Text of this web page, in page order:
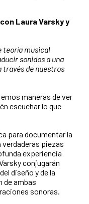
Laura Varsky y
teoría musical
sonidos a una
través de nuestros
maneras de ver
escuchar lo que
para documentar la
verdaderas piezas
experiencia
conjugarán
diseño y de la
de ambas
sonoras.